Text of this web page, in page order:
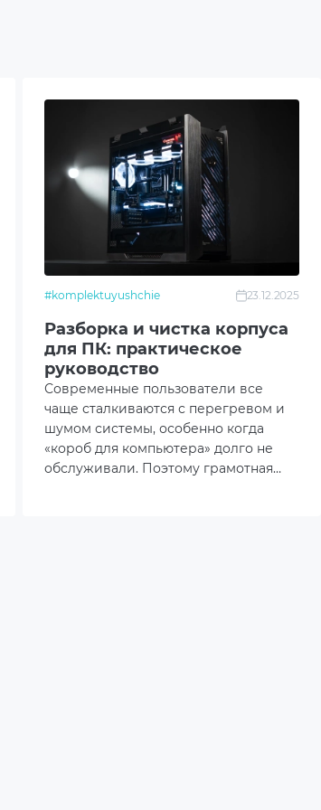
#komplektuyushchie 23.12.2025
Разборка и чистка корпуса
для ПК: практическое
руководство
Современные пользователи все
чаще сталкиваются с перегревом и
шумом системы, особенно когда
«короб для компьютера» долго не
обслуживали. Поэтому грамотная